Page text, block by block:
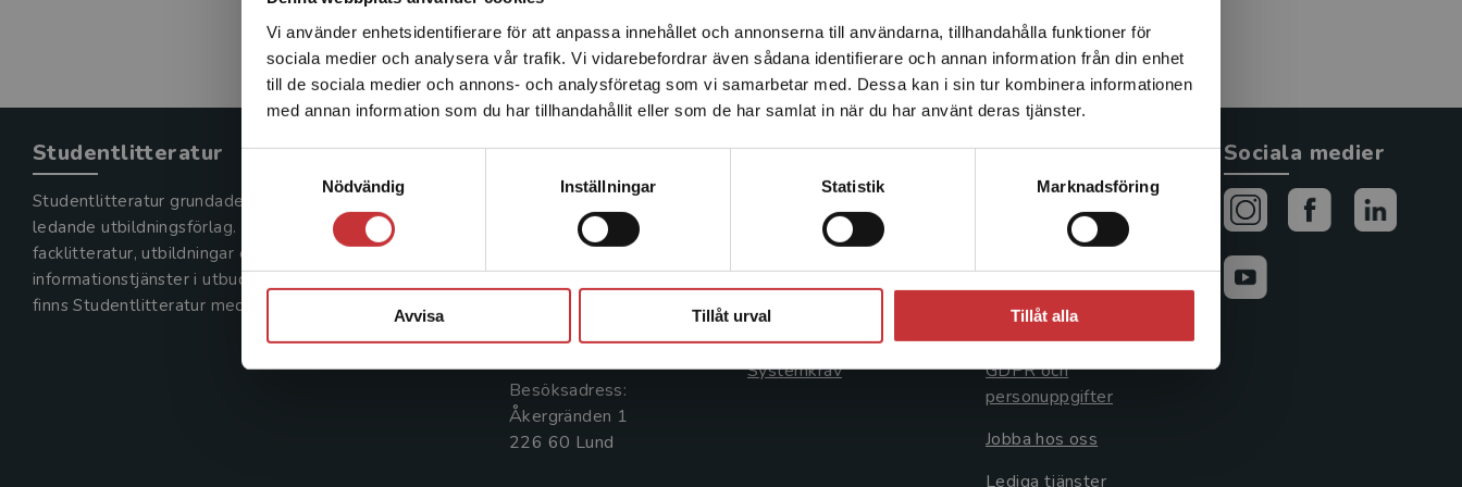
Vi använder enhetsidentifierare för att anpassa innehållet och annonserna till användarna, tillhandahålla funktioner för
sociala medier och analysera vår trafik. Vi vidarebefordrar även sådana identifierare och annan information från din enhet
till de sociala medier och annons- och analysföretag som vi samarbetar med. Dessa kan i sin tur kombinera informationen
med annan information som du har tillhandahållit eller som de har samlat in när du har använt deras tjänster.
Nödvändig
Inställningar Statistik Marknadsföring
Avvisa Tillåt urval Tillåt alla
Det verkar som att du besöker studentlitteratur.se via en
enhet utanför Sverige. Vi erbjuder inte leveranser utanför
Sverige. För att kunna slutföra ett köp måste
leveransadressen vara i Sverige.Läs mer
Studentlitteratur
Studentlitteratur grundades 1963 och är idag Sveriges
ledande utbildningsförlag. Med läromedel, kurslitteratur,
facklitteratur, utbildningar och digitala
informationstjänster i utbudet,
finns Studentlitteratur med längs hela kunskapsresan.
Kontakta oss
046-31 20 00
Postadress:
221 00 Lund
Besöksadress:
Åkergränden 1
Kundservice
046-31 21 00
Frågor och svar
Köpvillkor
Systemkrav
Allmänna länkar
Avtal och rättigheter
Cookies
Cookieinställningar
GDPR och
personuppgifter
Jobba hos oss
Lediga tjänster
Sociala medier